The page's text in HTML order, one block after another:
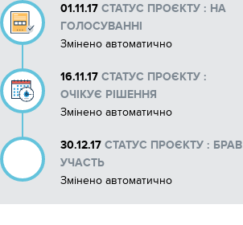
01.11.17 СТАТУС ПРОЄКТУ : НА
ГОЛОСУВАННІ
Змінено автоматично
16.11.17 СТАТУС ПРОЄКТУ :
ОЧІКУЄ РІШЕННЯ
Змінено автоматично
30.12.17 СТАТУС ПРОЄКТУ : БРАВ
УЧАСТЬ
Змінено автоматично